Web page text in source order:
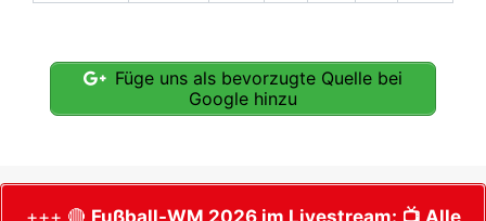
Füge uns als bevorzugte Quelle bei
Google hinzu
+++ 🔴 Fußball-WM 2026 im Livestream: 📺 Alle